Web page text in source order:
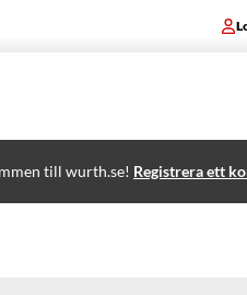
till wurth.se! Registrera ett